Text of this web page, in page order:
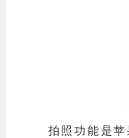
拍照功能是